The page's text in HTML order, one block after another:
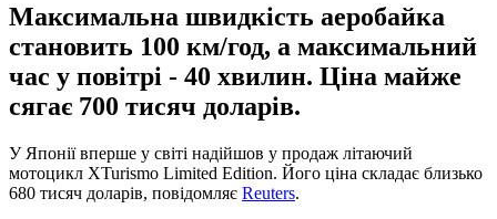
Максимальна швидкість аеробайка
становить 100 км/год, а максимальний
час у повітрі - 40 хвилин. Ціна майже
сягає 700 тисяч доларів.
У Японії вперше у світі надійшов у продаж літаючий
мотоцикл XTurismo Limited Edition. Його ціна складає близько
680 тисяч доларів, повідомляє Reuters.